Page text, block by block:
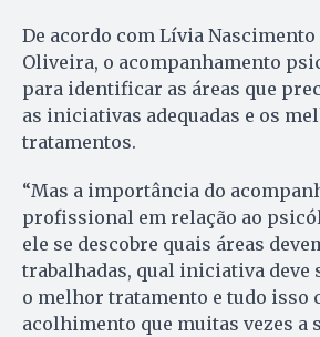
De acordo com Lívia Nascimento
Oliveira, o acompanhamento
para identificar as áreas que
as iniciativas adequadas e os
tratamentos.
“Mas a importância do
profissional em relação ao
ele se descobre quais áreas
trabalhadas, qual iniciativa deve
o melhor tratamento e tudo isso
acolhimento que muitas vezes a